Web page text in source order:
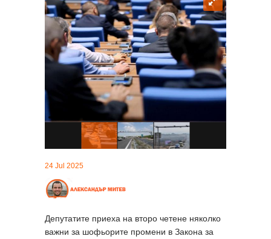
24 Jul 2025
Депутатите приеха на второ четене няколко
важни за шофьорите промени в Закона за